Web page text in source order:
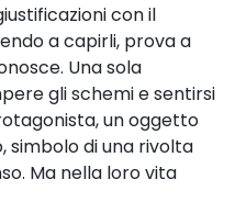
con il
a capirli, prova a
Una sola
gli schemi e sentirsi
un oggetto
simbolo di una rivolta
Ma nella loro vita